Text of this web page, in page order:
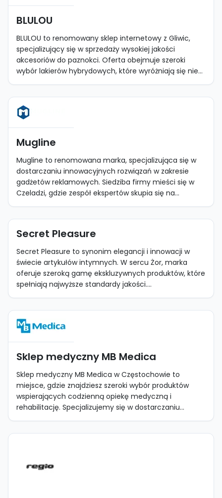
BLULOU
BLULOU to renomowany sklep internetowy z Gliwic,
specjalizujący się w sprzedaży wysokiej jakości
akcesoriów do paznokci. Oferta obejmuje szeroki
wybór lakierów hybrydowych, które wyróżniają się nie...
Mugline
Mugline to renomowana marka, specjalizująca się w
dostarczaniu innowacyjnych rozwiązań w zakresie
gadżetów reklamowych. Siedziba firmy mieści się w
Czeladzi, gdzie zespół ekspertów skupia się na...
Secret Pleasure
Secret Pleasure to synonim elegancji i innowacji w
świecie artykułów intymnych. W sercu Żor, marka
oferuje szeroką gamę ekskluzywnych produktów, które
spełniają najwyższe standardy jakości....
Sklep medyczny MB Medica
Sklep medyczny MB Medica w Częstochowie to
miejsce, gdzie znajdziesz szeroki wybór produktów
wspierających codzienną opiekę medyczną i
rehabilitację. Specjalizujemy się w dostarczaniu...